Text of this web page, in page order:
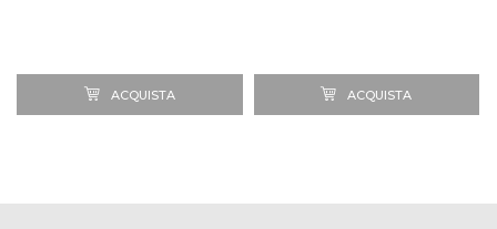
ACQUISTA ACQUISTA